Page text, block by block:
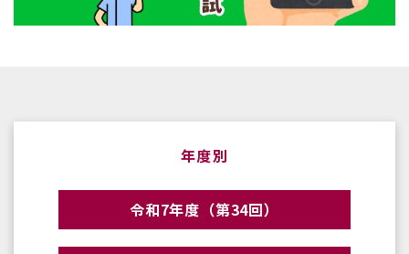
年度別
令和7年度（第34回）